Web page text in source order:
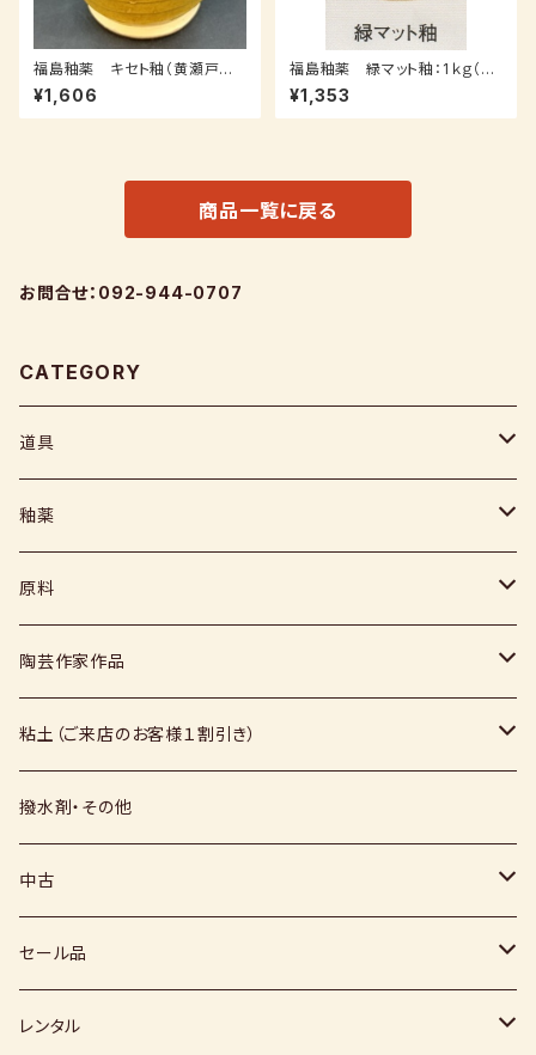
福島釉薬 キセト釉（黄瀬戸
釉）：1ｋｇ（受注後0～3週間）
¥1,606
福島釉薬 緑マット釉：1ｋｇ（受
注後7～３０日後発送）
¥1,353
商品一覧に戻る
お問合せ：092-944-0707
CATEGORY
道具
ヘラ
コテ
スポンジ
絵具
上絵具
下絵具
その他
釉薬
粉末
液体
福島釉薬
原料
媒溶剤・調整剤等
長石
硅石
その他（土・泥等）
顔料
灰
陶芸作家作品
上野焼
薪窯（高鶴淳一先生）
堀田窯
小石原焼
鶴見窯
秀山窯
高取焼
鬼丸雪山窯
福岡県：窯元・陶芸作家
恵水窯
粘土（ご来店のお客様１割引き）
信楽白土
信楽赤土
梅崎粘土
七隈粘土
撥水剤・その他
中古
窯
電気窯
電動ろくろ
セール品
小道具
レンタル